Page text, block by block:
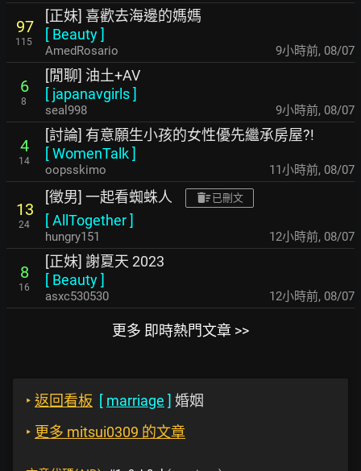
97
115
[正妹] 喜歡去海邊的媽媽
[ Beauty]
AmedRosario 9小時前, 08/07
6
8
[閒聊] 油土+AV
[ japanavgirls]
seal998 9小時前, 08/07
4
14
[討論] 有意願生小孩的女性優先繼承房屋?!
[WomenTalk]
oopsskimo 11小時前, 08/07
13
24
[徵男] 一起看蜘蛛人 已刪文
[AllTogether]
hungry151 12小時前, 08/07
8
16
[正妹] 謝夏天 2023
[ Beauty]
asxc530530 12小時前, 08/07
更多 即時熱門文章 >>
‣ 返回看板 [ marriage ] 婚姻
‣ 更多 mitsui0309 的文章